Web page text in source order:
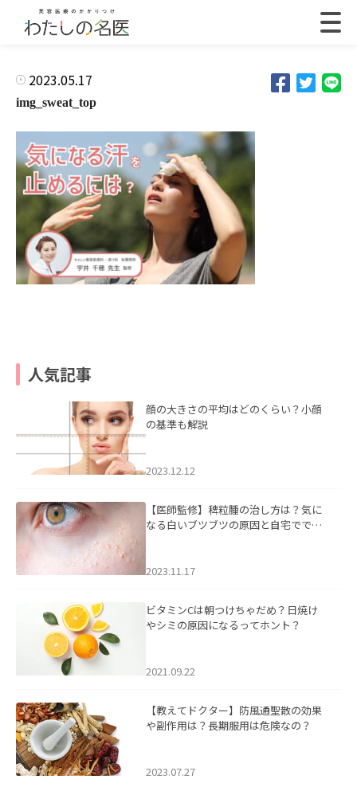
2023.05.17
img_sweat_top
人気記事
顔の大きさの平均はどのくらい？小顔
の基準も解説
2023.12.12
【医師監修】稗粒腫の治し方は？気に
なる白いブツブツの原因と自宅ででき
2023.11.17
ビタミンCは朝つけちゃだめ？日焼け
やシミの原因になるってホント？
2021.09.22
【教えてドクター】防風通聖散の効果
や副作用は？長期服用は危険なの？
2023.07.27